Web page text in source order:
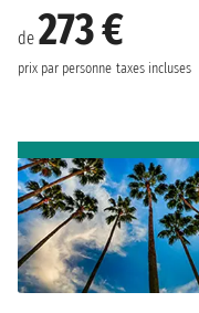
de 273 €
prix par personne taxes incluses